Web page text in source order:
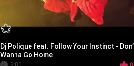
Dj Polique feat. Follow Your Instinct -
Wanna Go Home
3:00